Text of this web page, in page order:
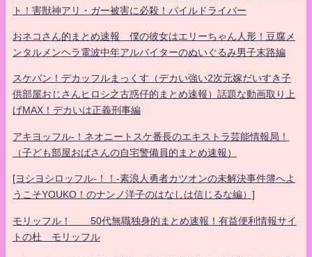
ト！害獣神アリ・ガー被害に必殺！パイルドライバー
おネコさん的まとめ速報 僕の彼女はエリーちゃん人形！豆腐メ
ンタルメンヘラ電波中年アルバイターのぬいぐるみ男子末路編
スケバン！デカッフルまっくす（デカい強い2次元嫁だいすき子
供部屋おじさんヒロシ之古惑仔的まとめ速報）話題な動画取り上
げMAX！デカいは正義刑事編
アキヨッフル-！ネオニートスケ番長のエキストラ芸能情報局！
（子ども部屋おばさんの自宅警備員的まとめ速報）
[ヨシヨシロッフル-！！-素浪人勇者カツオンの未解決事件簿へよ
うこそYOUKO！のナンノ洋子のはなしは信じるな編）]
モリッフル！ 50代無職独身的まとめ速報！有益便利情報サイ
トの杜 モリッフル